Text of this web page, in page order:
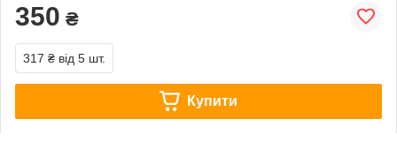
350 ₴
317 ₴ від 5 шт.
Купити